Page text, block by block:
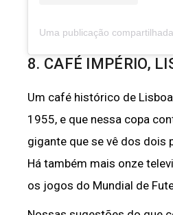
8. CAFÉ IMPÉRIO,
Um café histórico de
1955, e que nessa copa
gigante que se vê dos dois
Há também mais onze
os jogos do Mundial de